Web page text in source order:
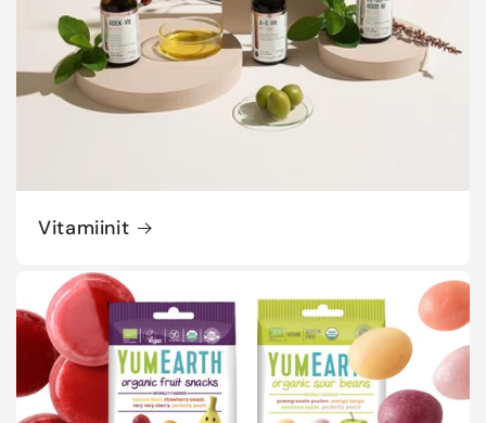
Vitamiinit